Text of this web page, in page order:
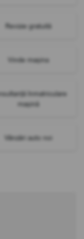
Revizie gratuită
Vinde mașina
înmatriculare
mașină
Vânzări auto noi